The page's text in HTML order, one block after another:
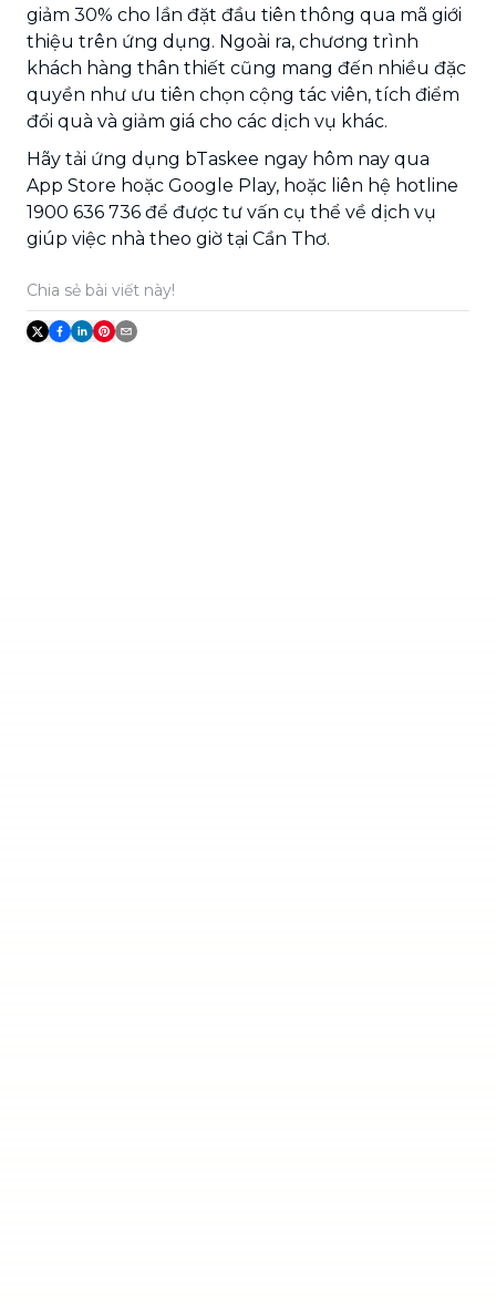
giảm 30% cho lần đặt đầu tiên thông qua mã giới
thiệu trên ứng dụng. Ngoài ra, chương trình
khách hàng thân thiết cũng mang đến nhiều đặc
quyền như ưu tiên chọn cộng tác viên, tích điểm
đổi quà và giảm giá cho các dịch vụ khác.
Hãy tải ứng dụng bTaskee ngay hôm nay qua
App Store hoặc Google Play, hoặc liên hệ hotline
1900 636 736 để được tư vấn cụ thể về dịch vụ
giúp việc nhà theo giờ tại Cần Thơ.
Chia sẻ bài viết này!